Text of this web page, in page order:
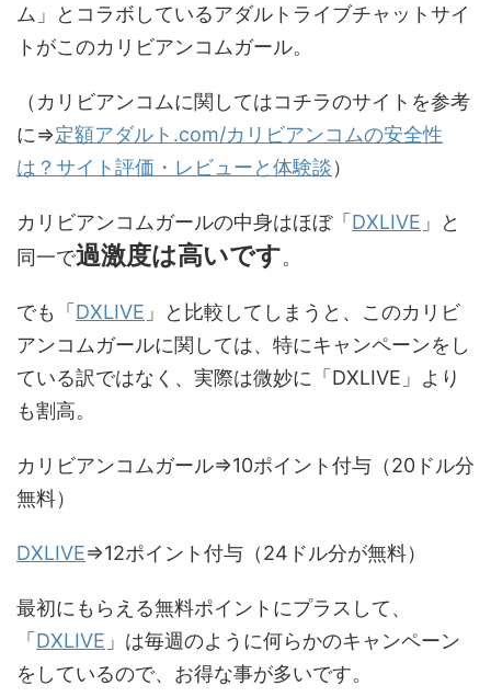
ム」とコラボしているアダルトライブチャットサイ
トがこのカリビアンコムガール。
（カリビアンコムに関してはコチラのサイトを参考
に⇒定額アダルト.com/カリビアンコムの安全性
は？サイト評価・レビューと体験談）
カリビアンコムガールの中身はほぼ「DXLIVE 」と
同一で過激度は高いです。
でも「DXLIVE 」と比較してしまうと、このカリビ
アンコムガールに関しては、特にキャンペーンをし
ている訳ではなく、実際は微妙に「DXLIVE」より
も割高。
カリビアンコムガール⇒10ポイント付与（20ドル分
無料）
DXLIVE⇒12ポイント付与（24 ドル分が無料）
最初にもらえる無料ポイントにプラスして、
「DXLIVE 」は毎週のように何らかのキャンペーン
をしているので、お得な事が多いです。